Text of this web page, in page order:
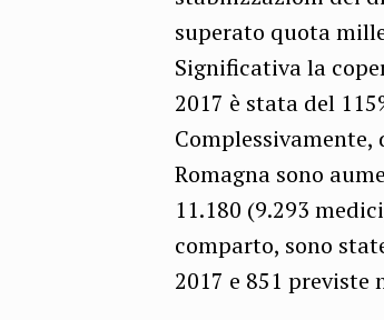
superato quota
Significativa la
2017 è stata del
Romagna sono
11.180 (9.293
comparto, sono
2017 e 851 previste